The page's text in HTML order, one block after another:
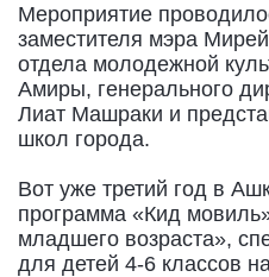
Мероприятие
заместителя мэра
отдела молодежной
Амиры, генерального
Лиат Машраки и
школ города.
Вот уже третий год в
программа «Кид
младшего возраста»,
для детей 4-6 классов